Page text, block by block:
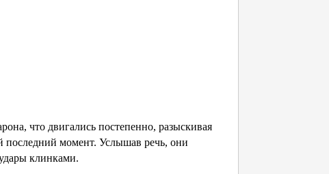
что двигались постепенно, разыскивая
последний момент. Услышав речь, они
клинками.